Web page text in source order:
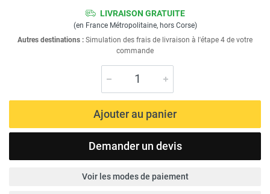
LIVRAISON GRATUITE
(en France Métropolitaine, hors Corse)
Autres destinations : Simulation des frais de livraison à l'étape 4 de votre
commande
Ajouter au panier
Demander un devis
Voir les modes de paiement